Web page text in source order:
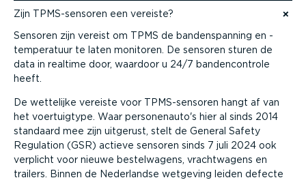
Zijn TPMS-­sen­soren een vereiste?
Naar content gaan
Sensoren zijn vereist om TPMS de banden­spanning en -
tempe­ratuur te laten monitoren. De sensoren sturen de
data in realtime door, waardoor u 24/7 banden­con­trole
heeft.
De wettelijke vereiste voor TPMS-­sen­soren hangt af van
het voertuigtype. Waar perso­nenauto's hier al sinds 2014
standaard mee zijn uitgerust, stelt de General Safety
Regulation (GSR) actieve sensoren sinds 7 juli 2024 ook
verplicht voor nieuwe bestel­wagens, vracht­wagens en
trailers. Binnen de Nederlandse wetgeving leiden defecte